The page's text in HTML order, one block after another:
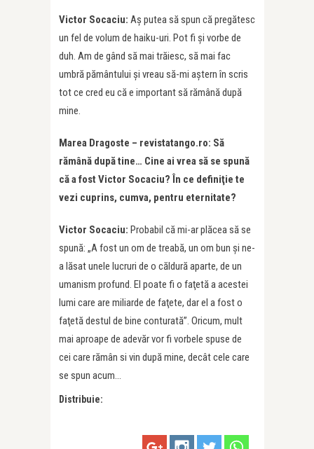
Victor Socaciu: Aş putea să spun că pregătesc
un fel de volum de haiku-uri. Pot fi şi vorbe de
duh. Am de gând să mai trăiesc, să mai fac
umbră pământului şi vreau să-mi aştern în scris
tot ce cred eu că e important să rămână după
mine.
Marea Dragoste – revistatango.ro: Să
rămână după tine… Cine ai vrea să se spună
că a fost Victor Socaciu? În ce definiţie te
vezi cuprins, cumva, pentru eternitate?
Victor Socaciu: Probabil că mi-ar plăcea să se
spună: „A fost un om de treabă, un om bun şi ne-
a lăsat unele lucruri de o căldură aparte, de un
umanism profund. El poate fi o faţetă a acestei
lumi care are miliarde de faţete, dar el a fost o
faţetă destul de bine conturată”. Oricum, mult
mai aproape de adevăr vor fi vorbele spuse de
cei care rămân si vin după mine, decât cele care
se spun acum…
Distribuie: